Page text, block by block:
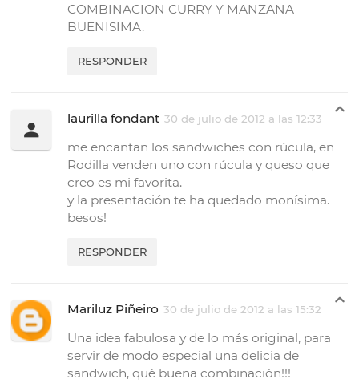
COMBINACION CURRY Y MANZANA
BUENISIMA.
RESPONDER
laurilla fondant 30 de julio de 2012 a las 12:33
me encantan los sandwiches con rúcula, en
Rodilla venden uno con rúcula y queso que
creo es mi favorita.
y la presentación te ha quedado monísima.
besos!
RESPONDER
Mariluz Piñeiro 30 de julio de 2012 a las 15:32
Una idea fabulosa y de lo más original, para
servir de modo especial una delicia de
sandwich, qué buena combinación!!!